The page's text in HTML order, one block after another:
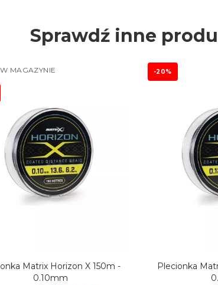
Sprawdź inne
MAGAZYNIE
Matrix Horizon X 150m -
0.10mm
-20%
Plecionka